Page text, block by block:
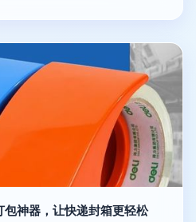
神器，让快递封箱更轻松